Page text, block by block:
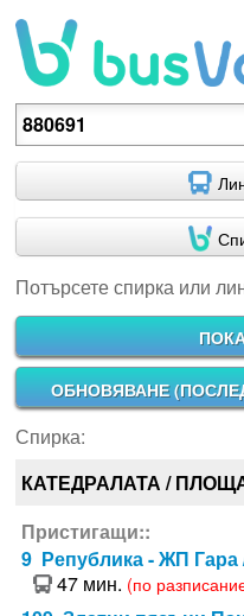
Потърсете спирка или
Потърсете спирка или
ОБНОВЯВАНЕ (
Спирка:
КАТЕДРАЛАТА /
Пристигащи::
9 Република - ЖП Гара
47 мин. (по